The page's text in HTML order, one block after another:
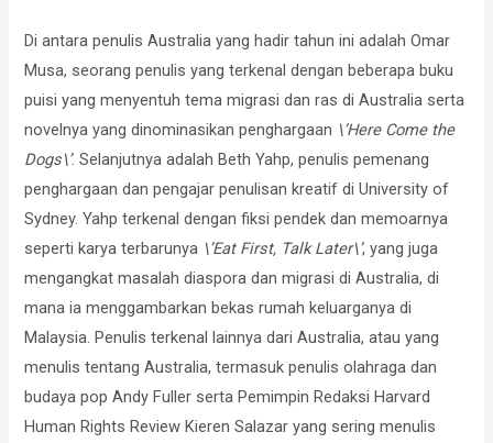
Di antara penulis Australia yang hadir tahun ini adalah Omar
Musa, seorang penulis yang terkenal dengan beberapa buku
puisi yang menyentuh tema migrasi dan ras di Australia serta
novelnya yang dinominasikan penghargaan \’Here Come the
Dogs\’. Selanjutnya adalah Beth Yahp, penulis pemenang
penghargaan dan pengajar penulisan kreatif di University of
Sydney. Yahp terkenal dengan fiksi pendek dan memoarnya
seperti karya terbarunya \’Eat First, Talk Later\’, yang juga
mengangkat masalah diaspora dan migrasi di Australia, di
mana ia menggambarkan bekas rumah keluarganya di
Malaysia. Penulis terkenal lainnya dari Australia, atau yang
menulis tentang Australia, termasuk penulis olahraga dan
budaya pop Andy Fuller serta Pemimpin Redaksi Harvard
Human Rights Review Kieren Salazar yang sering menulis